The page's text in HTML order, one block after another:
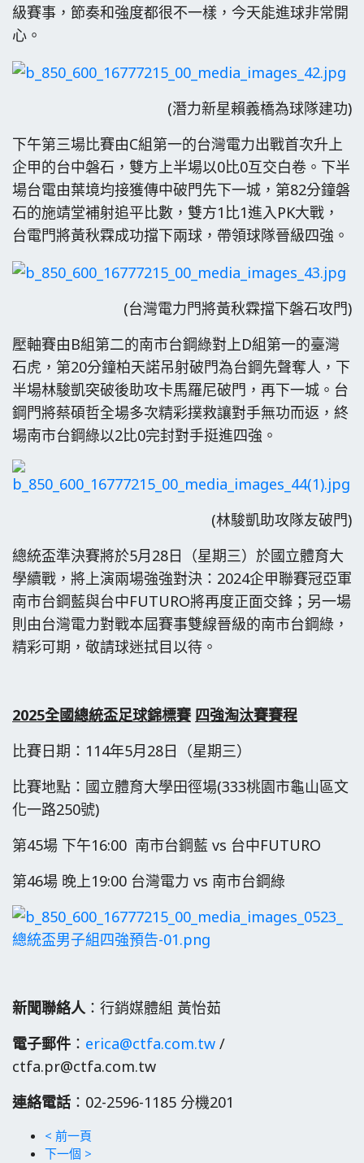
級賽事，節奏和強度都很不一樣，今天能進球非常開
心。
(潛力新星賴義橋為球隊建功)
下午第三場比賽由C組第一的台灣電力出戰首次升上
企甲的台中磐石，雙方上半場以0比0互交白卷。下半
場台電由葉境均接獲傳中破門先下一城，第82分鐘磐
石的施靖堂補射追平比數，雙方1比1進入PK大戰，
台電門將黃秋霖成功擋下兩球，帶領球隊晉級四強。
(台灣電力門將黃秋霖擋下磐石攻門)
壓軸賽由B組第二的南市台鋼綠對上D組第一的臺灣
石虎，第20分鐘柏天諾吊射破門為台鋼先聲奪人，下
半場林駿凱突破後助攻卡馬羅尼破門，再下一城。台
鋼門將蔡碩哲全場多次精彩撲救讓對手無功而返，終
場南市台鋼綠以2比0完封對手挺進四強。
(林駿凱助攻隊友破門)
總統盃準決賽將於5月28日（星期三）於國立體育大
學續戰，將上演兩場強強對決：2024企甲聯賽冠亞軍
南市台鋼藍與台中FUTURO將再度正面交鋒；另一場
則由台灣電力對戰本屆賽事雙線晉級的南市台鋼綠，
精彩可期，敬請球迷拭目以待。
2025全國總統盃足球錦標賽 四強淘汰賽賽程
比賽日期：114年5月28日（星期三）
比賽地點：國立體育大學田徑場(333桃園市龜山區文
化一路250號)
第45場 下午16:00 南市台鋼藍 vs 台中FUTURO
第46場 晚上19:00 台灣電力 vs 南市台鋼綠
新聞聯絡人：行銷媒體組 黃怡茹
電子郵件 ： erica@ctfa.com.tw /
ctfa.pr@ctfa.com.tw
連絡電話 ：02-2596-1185 分機201
< 前一頁
下一個 >